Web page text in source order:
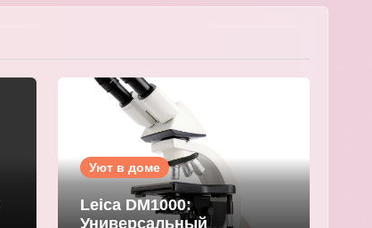
Уют в доме
Leica DM1000:
Универсальный